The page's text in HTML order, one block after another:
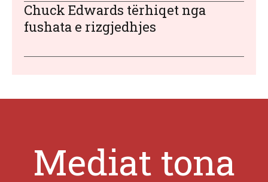
Chuck Edwards tërhiqet nga
fushata e rizgjedhjes
Mediat tona